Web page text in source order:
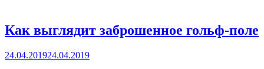
Как выглядит заброшенное гольф-поле
Posted
24.04.201924.04.2019